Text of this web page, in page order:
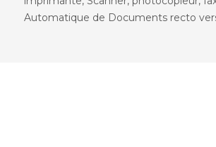
Automatique de Documents recto